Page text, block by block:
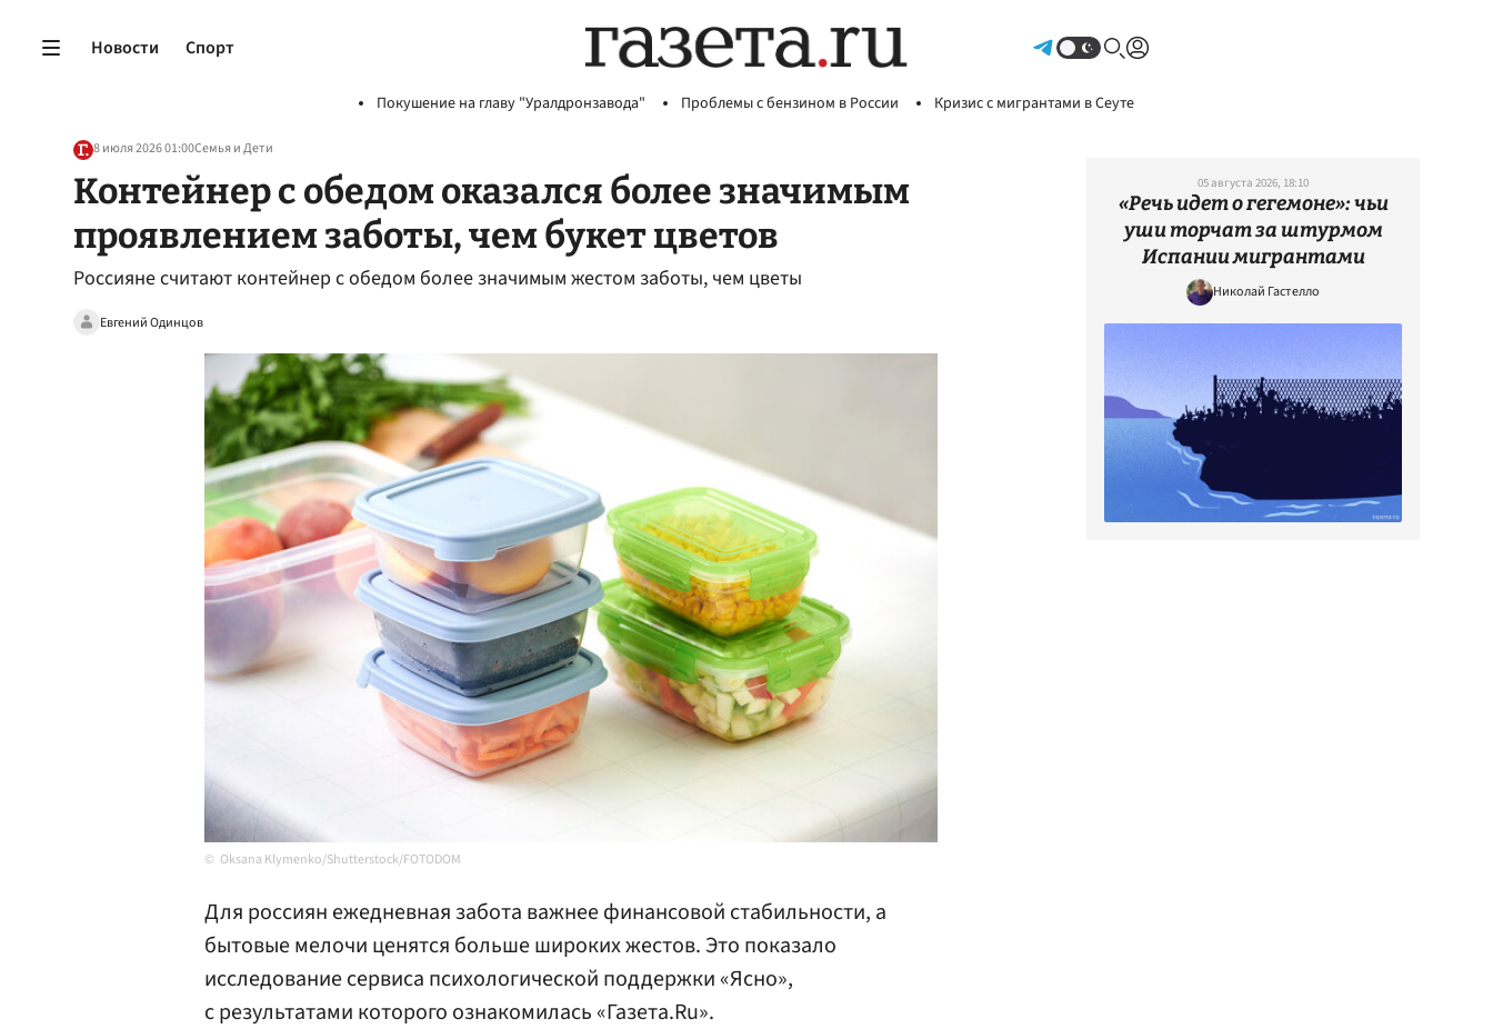
Новости Спорт
Покушение на главу "Уралдронзавода" Проблемы с бензином в России Кризис с мигрантами в Сеуте
8 июля 2026 01:00Семья и Дети
Контейнер с обедом оказался более значимым
проявлением заботы, чем букет цветов
Россияне считают контейнер с обедом более значимым жестом заботы, чем цветы
Евгений Одинцов
Oksana Klymenko/Shutterstock/FOTODOM
Для россиян ежедневная забота важнее финансовой стабильности, а
бытовые мелочи ценятся больше широких жестов. Это показало
исследование сервиса психологической поддержки «Ясно»,
с результатами которого ознакомилась «Газета.Ru».
05 августа 2026, 18:10
«Речь идет о гегемоне»: чьи
уши торчат за штурмом
Испании мигрантами
Николай Гастелло